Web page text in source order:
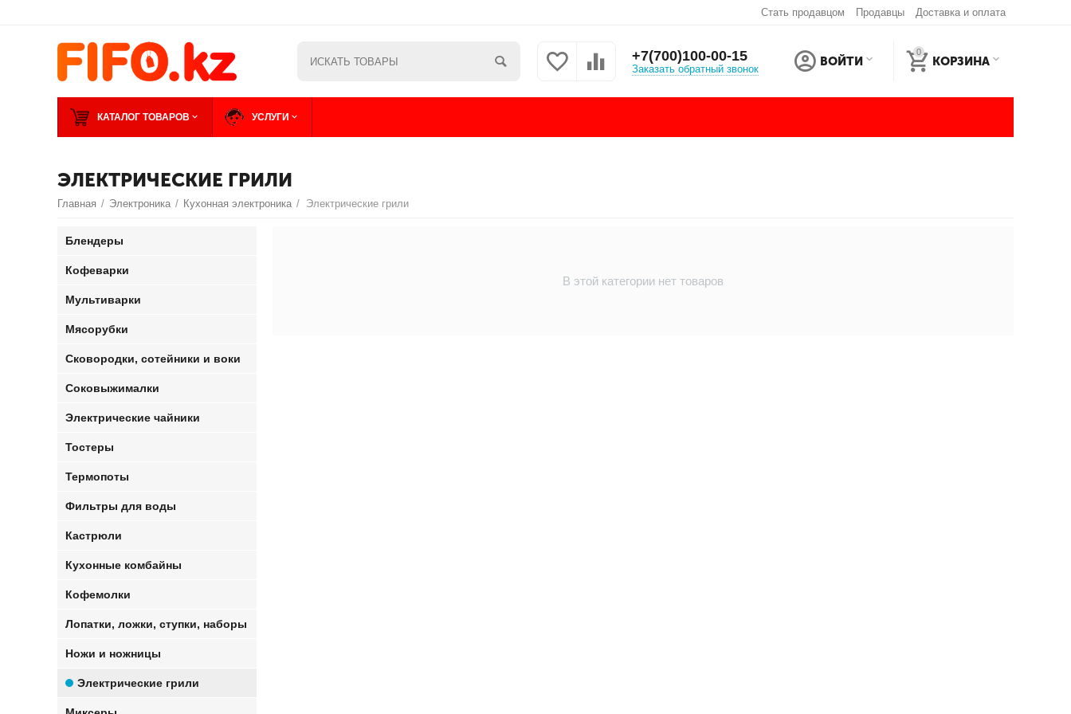
Стать продавцом Продавцы Доставка и оплата
+7(700)100-00-15
Заказать обратный звонок
ВОЙТИ
0
КОРЗИНА
КАТАЛОГ ТОВАРОВ УСЛУГИ
ЭЛЕКТРИЧЕСКИЕ ГРИЛИ
Главная / Электроника / Кухонная электроника / Электрические грили
В этой категории нет товаров
Блендеры
Кофеварки
Мультиварки
Мясорубки
Сковородки, сотейники и воки
Соковыжималки
Электрические чайники
Тостеры
Термопоты
Фильтры для воды
Кастрюли
Кухонные комбайны
Кофемолки
Лопатки, ложки, ступки, наборы
Ножи и ножницы
Электрические грили